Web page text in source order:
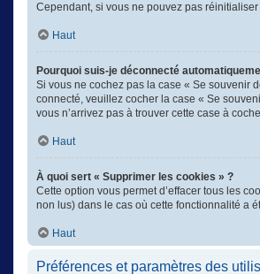
Cependant, si vous ne pouvez pas
Haut
Pourquoi suis-je déconnecté
Si vous ne cochez pas la case « Se souvenir
connecté, veuillez cocher la case « Se
vous n’arrivez pas à trouver cette case à
Haut
À quoi sert « Supprimer les cookies » ?
Cette option vous permet d’effacer tous les
non lus) dans le cas où cette fonctionnalité a
Haut
Préférences et paramètres des